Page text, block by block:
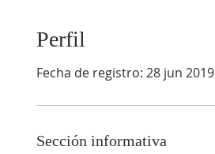
Perfil
Fecha de registro: 28 jun 2019
Sección informativa